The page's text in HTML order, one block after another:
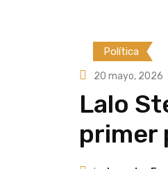
Política
20 mayo, 2026
Lalo
primer